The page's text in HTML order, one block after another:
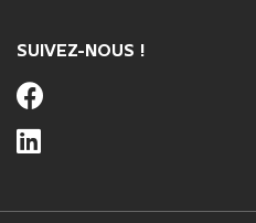
SUIVEZ-NOUS !